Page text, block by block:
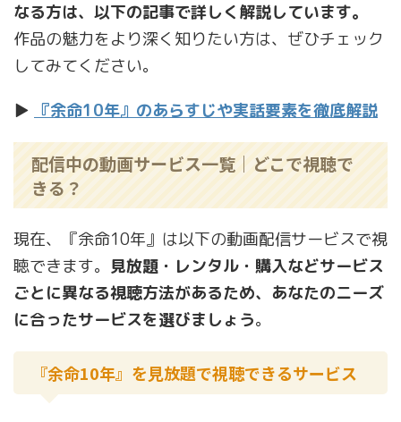
なる方は、以下の記事で詳しく解説しています。
作品の魅力をより深く知りたい方は、ぜひチェック
してみてください。
▶ 『余命10年』のあらすじや実話要素を徹底解説
配信中の動画サービス一覧｜どこで視聴で
きる？
現在、『余命10年』は以下の動画配信サービスで視
聴できます。 見放題・レンタル・購入などサービス
ごとに異なる視聴方法があるため、あなたのニーズ
に合ったサービスを選びましょう。
『余命10年』を見放題で視聴できるサービス